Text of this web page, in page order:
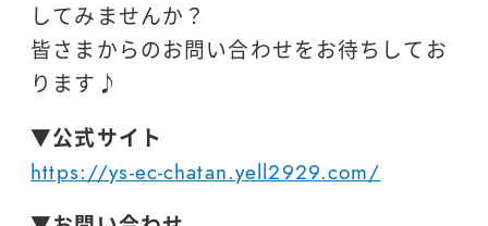
してみませんか？
皆さまからのお問い合わせをお待ちしてお
ります♪
▼公式サイト
https://ys-ec-chatan.yell2929.com/